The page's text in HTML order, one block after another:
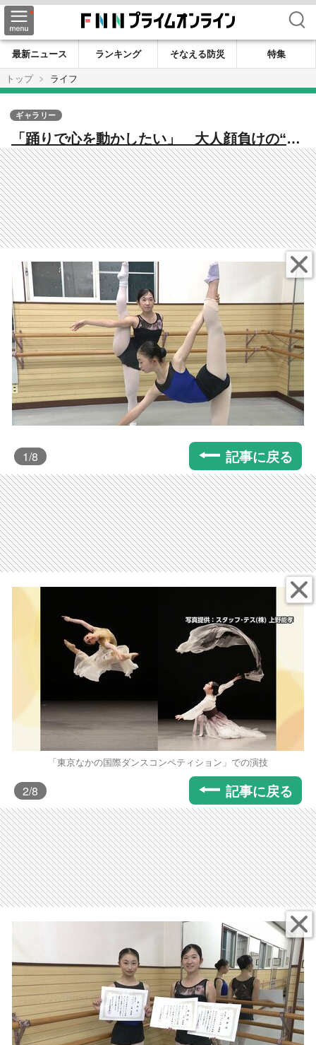
検索
最新ニュース ランキング そなえる防災
特集
トップ
ライフ
「踊りで心を動かしたい」 大人顔負けの“表
現力”国際大会で高評価 秋田・能代の中高生
バレエダンサーが挑む身体表現の可能性
ギャラリー
1/8 記事に戻る
「東京なかの国際ダンスコンペティション」での演技
2/8 記事に戻る